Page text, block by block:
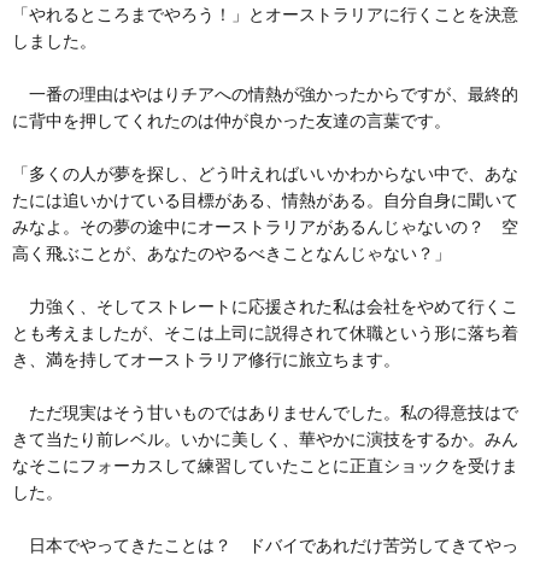
「やれるところまでやろう！」とオーストラリアに行くことを決意
しました。
一番の理由はやはりチアへの情熱が強かったからですが、最終的
に背中を押してくれたのは仲が良かった友達の言葉です。
「多くの人が夢を探し、どう叶えればいいかわからない中で、あな
たには追いかけている目標がある、情熱がある。自分自身に聞いて
みなよ。その夢の途中にオーストラリアがあるんじゃないの？ 空
高く飛ぶことが、あなたのやるべきことなんじゃない？」
力強く、そしてストレートに応援された私は会社をやめて行くこ
とも考えましたが、そこは上司に説得されて休職という形に落ち着
き、満を持してオーストラリア修行に旅立ちます。
ただ現実はそう甘いものではありませんでした。私の得意技はで
きて当たり前レベル。いかに美しく、華やかに演技をするか。みん
なそこにフォーカスして練習していたことに正直ショックを受けま
した。
日本でやってきたことは？ ドバイであれだけ苦労してきてやっ